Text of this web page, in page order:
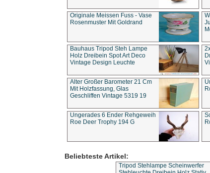
Originale Meissen Fuss - Vase
Rosenmuster Mit Goldrand
Bauhaus Tripod Steh Lampe
Holz Dreibein Spot Art Deco
Vintage Design Leuchte
Alter Großer Barometer 21 Cm
Mit Holzfassung, Glas
Geschliffen Vintage 5319 19
Ungerades 6 Ender Rehgeweih
Roe Deer Trophy 194 G
Beliebteste Artikel:
Tripod Stehlampe Scheinwerfer